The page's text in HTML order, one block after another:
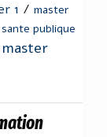
1 / master
publique
master